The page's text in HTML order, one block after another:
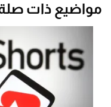
مواضيع ذات